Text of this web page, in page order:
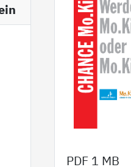
PDF 1 MB